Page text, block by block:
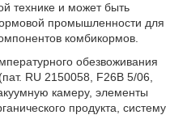
технике и может быть
промышленности для
комбикормов.
обезвоживания
RU 2150058, F26B 5/06,
камеру, элементы
продукта, систему